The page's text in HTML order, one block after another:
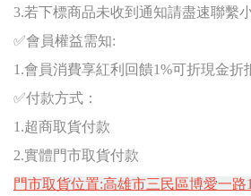
3.若下標商品未收到通知請盡速聯繫
✅會員權益需知:
1.會員消費享紅利回饋1%可折現金折
✅付款方式：
1.超商取貨付款
2.實體門市取貨付款
門市取貨位置:高雄市三民區博愛一路